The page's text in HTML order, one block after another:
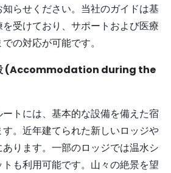
らせください。当社のガイドは基
受けており、サポートおよび医療
の対応が可能です。
(Accommodation during the
トには、基本的な設備を備えた宿
。近年建てられた新しいロッジや
ります。一部のロッジでは温水シ
も利用可能です。山々の絶景を望